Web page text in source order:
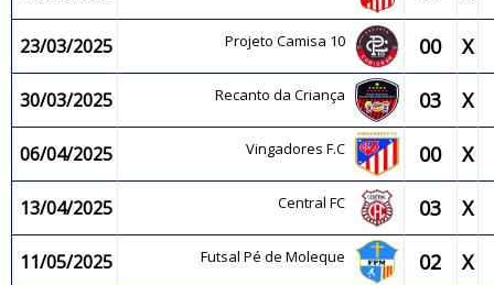
23/03/2025 Projeto Camisa 10 00 X
30/03/2025 Recanto da Criança 03 X
06/04/2025 Vingadores F.C 00 X
13/04/2025 Central FC 03 X
11/05/2025 Futsal Pé de Moleque 02 X